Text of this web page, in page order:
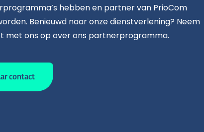
hebben en partner van PrioCom
Benieuwd naar onze dienstverlening? Neem
met ons op over ons partnerprogramma.
contact